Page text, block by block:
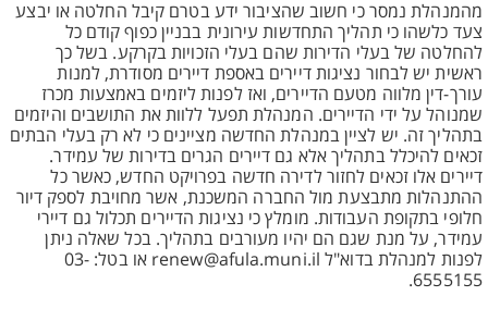
מהמנהלת נמסר כי חשוב שהציבור ידע בטרם קיבל החלטה או יבצע
צעד כלשהו כי תהליך התחדשות עירונית בבניין כפוף קודם כל
להחלטה של בעלי הדירות שהם בעלי הזכויות בקרקע. בשל כך
ראשית יש לבחור נציגות דיירים באספת דיירים מסודרת, למנות
עורך-דין מלווה מטעם הדיירים, ואז לפנות ליזמים באמצעות מכרז
שמנוהל על ידי הדיירים. המנהלת תפעל ללוות את התושבים והיזמים
בתהליך זה. יש לציין במנהלת החדשה מציינים כי לא רק בעלי הבתים
זכאים להיכלל בתהליך אלא גם דיירים הגרים בדירות של עמידר.
דיירים אלו זכאים לחזור לדירה חדשה בפרויקט החדש, כאשר כל
ההתנהלות מתבצעת מול החברה המשכנת, אשר מחויבת לספק דיור
חלופי בתקופת העבודות. מומלץ כי נציגות הדיירים תכלול גם דיירי
עמידר, על מנת שגם הם יהיו מעורבים בתהליך. בכל שאלה ניתן
לפנות למנהלת בדוא"ל renew@afula.muni.il או בטל: 03-
6555155.